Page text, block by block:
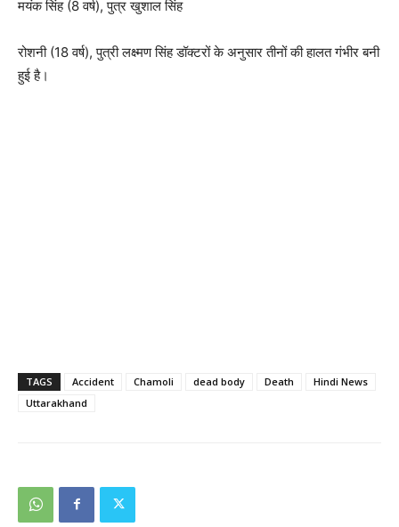
मयंक सिंह (8 वर्ष), पुत्र खुशाल सिंह
रोशनी (18 वर्ष), पुत्री लक्ष्मण सिंह डॉक्टरों के अनुसार तीनों की हालत गंभीर बनी
हुई है।
TAGS Accident Chamoli dead body Death
Hindi News
Uttarakhand